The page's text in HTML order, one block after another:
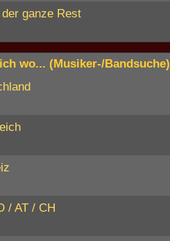
ganze Rest
wo... (Musiker-/Bandsuche)
/ AT / CH